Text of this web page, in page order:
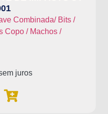
Combinada/ Bits /
Copo / Machos /
juros